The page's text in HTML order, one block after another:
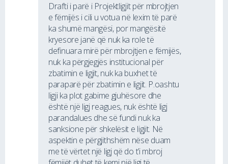
Drafti i parë i Projektligjit për mbrojtjen
e fëmijës i cili u votua në lexim të parë
ka shumë mangësi, por mangësitë
kryesore janë që nuk ka role të
definuara mirë për mbrojtjen e fëmijës,
nuk ka përgjegjës institucional për
zbatimin e ligjit, nuk ka buxhet të
paraparë për zbatimin e ligjit. P.oashtu
ligji ka plot gabime gjuhësore dhe
është një ligj reagues, nuk është ligj
parandalues dhe së fundi nuk ka
sanksione për shkelësit e ligjit. Në
aspektin e përgjithshëm nëse duam
me të vërtet një ligj që do t’i mbroj